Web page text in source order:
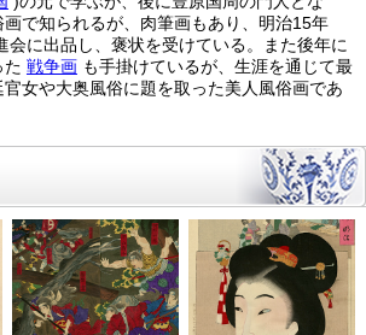
で知られるが、肉筆画もあり、明治15年
会に出品し、褒状を受けている。また後年に
た 戦争画も手掛けているが、生涯を通じて最
女や大奥風俗に題を取った美人風俗画であ